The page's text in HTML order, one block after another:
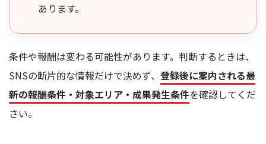
あります。
条件や報酬は変わる可能性があります。判断するときは、
SNSの断片的な情報だけで決めず、 登録後に案内される最
新の報酬条件・対象エリア・成果発生条件を確認してくだ
さい。